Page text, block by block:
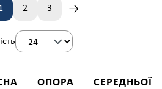
Сторінка
2
Сторінка
3
ОПОРА СЕРЕДНЬОЇ